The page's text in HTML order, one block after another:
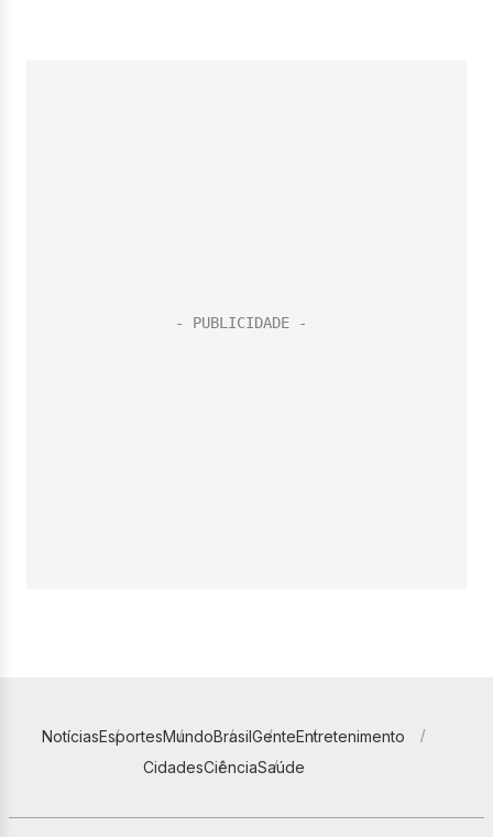
NotíciasEsportesMundoBrasilGenteEntretenimento
CidadesCiênciaSaúde